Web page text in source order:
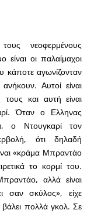
νεοφερμένους
οι παλαίμαχοι
κάποτε αγωνίζονταν
Αυτοί είναι
και αυτή είναι
Όταν ο Ελληνας
ο Ντουγκαρί τον
ότι δηλαδή
«κράμα Μπραντάο
το κορμί του.
αλλά είναι
σαν σκύλος», είχε
πολλά γκολ. Σε